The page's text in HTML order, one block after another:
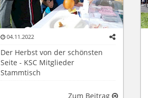
04.11.2022
Der Herbst von der schönsten
Seite - KSC Mitglieder
Stammtisch
Zum Beitrag